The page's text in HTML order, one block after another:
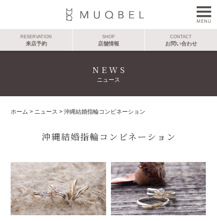
RESERVATION
来店予約
SHOP
店舗情報
CONTACT
お問い合わせ
NEWS
ニュース
ホーム > ニュース >沖縄結婚指輪コンビネーション
沖縄結婚指輪コンビネーション